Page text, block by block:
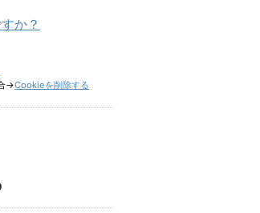
か？
→Cookieを削除する